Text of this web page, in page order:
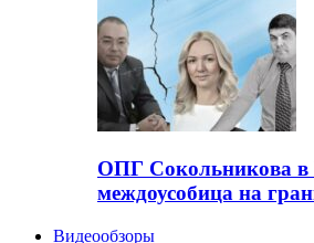
ОПГ Сокольникова в
междоусобица на
Видеообзоры